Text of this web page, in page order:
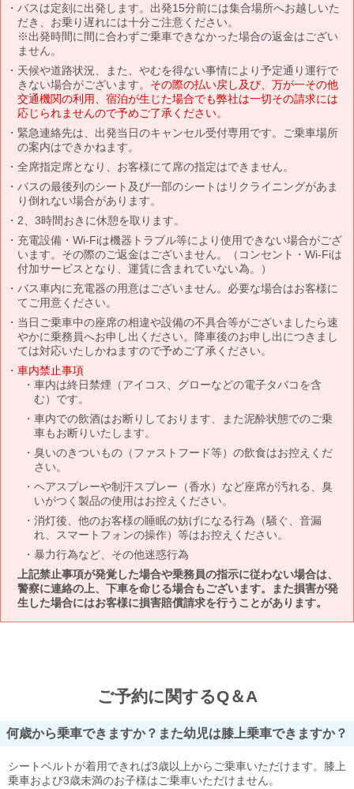
バスは定刻に出発します。出発15分前には集合場所へお越しいた
だき、お乗り遅れには十分ご注意ください。
※出発時間に間に合わずご乗車できなかった場合の返金はござい
ません。
天候や道路状況、また、やむを得ない事情により予定通り運行で
きない場合がございます。 その際の払い戻し及び、万が一その他
交通機関の利用、宿泊が生じた場合でも弊社は一切その請求には
応じられませんので予めご了承ください。
緊急連絡先は、出発当日のキャンセル受付専用です。ご乗車場所
の案内はできかねます。
全席指定席となり、お客様にて席の指定はできません。
バスの最後列のシート及び一部のシートはリクライニングがあま
り倒れない場合があります。
2、3時間おきに休憩を取ります。
充電設備・Wi-Fiは機器トラブル等により使用できない場合がござ
います。その際のご返金はございません。（コンセント・Wi-Fiは
付加サービスとなり、運賃に含まれていない為。）
バス車内に充電器の用意はございません。必要な場合はお客様に
てご用意ください。
当日ご乗車中の座席の相違や設備の不具合等がございましたら速
やかに乗務員へお申し出ください。降車後のお申し出につきまし
ては対応いたしかねますので予めご了承ください。
車内禁止事項
車内は終日禁煙（アイコス、グローなどの電子タバコを含
む）です。
車内での飲酒はお断りしております、また泥酔状態でのご乗
車もお断りいたします。
臭いのきついもの（ファストフード等）の飲食はお控えくだ
さい。
ヘアスプレーや制汗スプレー（香水）など座席が汚れる、臭
いがつく製品の使用はお控えください。
消灯後、他のお客様の睡眠の妨げになる行為（騒ぐ、音漏
れ、スマートフォンの操作）等はお控えください。
暴力行為など、その他迷惑行為
上記禁止事項が発覚した場合や乗務員の指示に従わない場合は、
警察に連絡の上、下車を命じる場合もございます。また損害が発
生した場合にはお客様に損害賠償請求を行うことがあります。
ご予約に関するQ＆A
何歳から乗車できますか？また幼児は膝上乗車できますか？
シートベルトが着用できれば3歳以上からご乗車いただけます。膝上
乗車および3歳未満のお子様はご乗車いただけません。